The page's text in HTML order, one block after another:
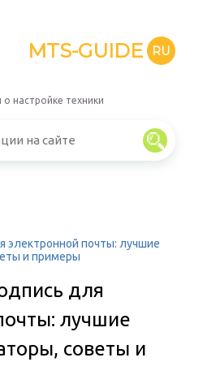
MTS-GUIDE RU
настройке техники
электронной почты: лучшие
и примеры
для
лучшие
советы и